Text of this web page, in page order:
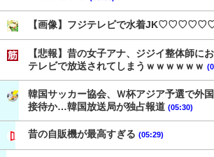
【画像】フジテレビで水着
【悲報】昔の女子アナ、ジジイ整体師に
テレビで放送されてしまうｗｗｗｗｗｗ
韓国サッカー協会、Ｗ杯アジア予選で外
接待か…韓国放送局が独占報道 (05:30)
昔の自販機が最高すぎる (05:29)